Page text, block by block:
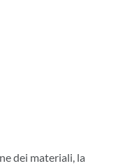
dei materiali, la